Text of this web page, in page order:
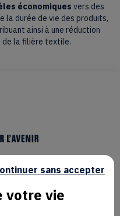
économiques vers des
la durée de vie des produits,
ainsi à une réduction
de la filière textile.
votre vie
sans accepter